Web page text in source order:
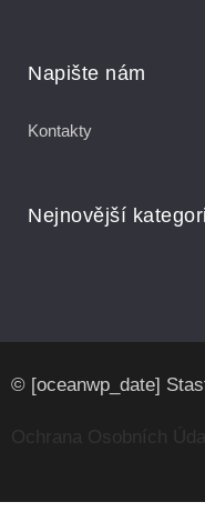
Napište nám
Kontakty
Nejnovější
© [oceanwp_date]